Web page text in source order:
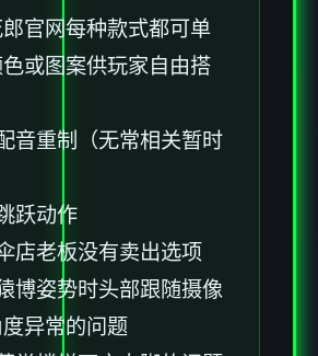
官网每种款式都可单
或图案供玩家自由搭
音重制（无常相关暂时
跃动作
店老板没有卖出选项
博姿势时头部跟随摄像
异常的问题